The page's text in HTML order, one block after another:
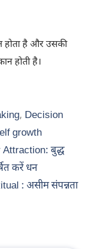
होता है और उसकी
होती है।
, Decision
growth
बुद्ध
करें धन
: असीम संपन्नता